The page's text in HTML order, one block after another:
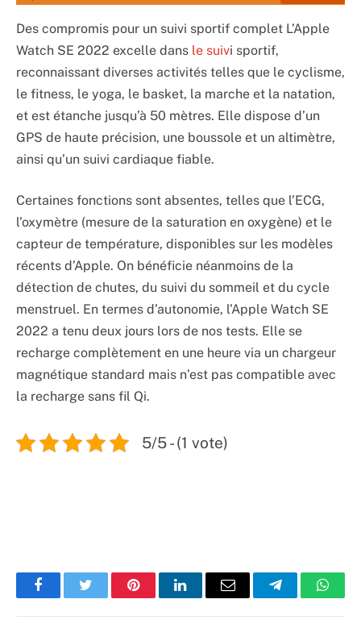
Des compromis pour un suivi sportif complet L’Apple
Watch SE 2022 excelle dans le suivi sportif,
reconnaissant diverses activités telles que le cyclisme,
le fitness, le yoga, le basket, la marche et la natation,
et est étanche jusqu’à 50 mètres. Elle dispose d’un
GPS de haute précision, une boussole et un altimètre,
ainsi qu’un suivi cardiaque fiable.
Certaines fonctions sont absentes, telles que l’ECG,
l’oxymètre (mesure de la saturation en oxygène) et le
capteur de température, disponibles sur les modèles
récents d’Apple. On bénéficie néanmoins de la
détection de chutes, du suivi du sommeil et du cycle
menstruel. En termes d’autonomie, l’Apple Watch SE
2022 a tenu deux jours lors de nos tests. Elle se
recharge complètement en une heure via un chargeur
magnétique standard mais n’est pas compatible avec
la recharge sans fil Qi.
5/5 - (1 vote)
FacebookTwitter PinterestLinkedInEmail Telegram